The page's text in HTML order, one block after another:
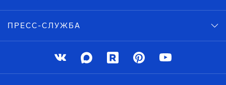
ПРЕСС-СЛУЖБА